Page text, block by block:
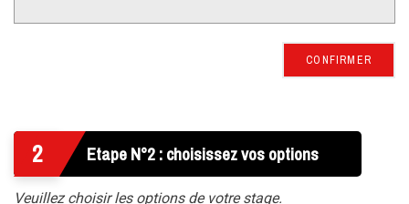
CONFIRMER
2 Etape N°2 : choisissez vos options
Veuillez choisir les options de votre stage.